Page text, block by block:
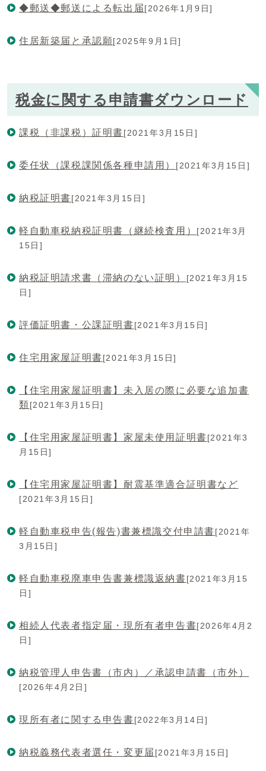
◆郵送◆郵送による転出届[2026年1月9日]
住居新築届と承認願[2025年9月1日]
税金に関する申請書ダウンロード
課税（非課税）証明書[2021年3月15日]
委任状（課税課関係各種申請用） [2021年3月15日]
納税証明書[2021年3月15日]
軽自動車税納税証明書（継続検査用） [2021年3月
15日]
納税証明請求書（滞納のない証明）
[2021年3月15
日]
評価証明書・公課証明書[2021年3月15日]
住宅用家屋証明書[2021年3月15日]
【住宅用家屋証明書】未入居の際に必要な追加書
類[2021年3月15日]
【住宅用家屋証明書】家屋未使用証明書[2021年3
月15日]
【住宅用家屋証明書】耐震基準適合証明書など
[2021年3月15日]
軽自動車税申告(報告)書兼標識交付申請書[2021年
3月15日]
軽自動車税廃車申告書兼標識返納書[2021年3月15
日]
相続人代表者指定届・現所有者申告書[2026年4月2
日]
納税管理人申告書（市内）／承認申請書（市外）
[2026年4月2日]
現所有者に関する申告書[2022年3月14日]
納税義務代表者選任・変更届 [2021年3月15日]